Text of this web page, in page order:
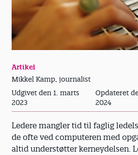
Artikel
Mikkel Kamp, journalist
Udgivet den 1. marts
2023
Opdateret
2024
Ledere mangler tid til faglig
de ofte ved computeren med
altid understøtter kerneydelsen.